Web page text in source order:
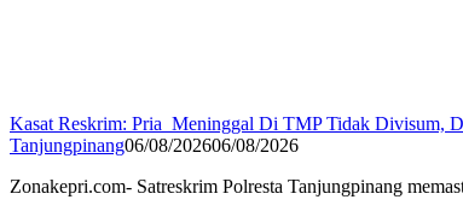
Kasat Reskrim: Pria Meninggal Di TMP Tidak Divisum,
Tanjungpinang06/08/202606/08/2026
Zonakepri.com- Satreskrim Polresta Tanjungpinang